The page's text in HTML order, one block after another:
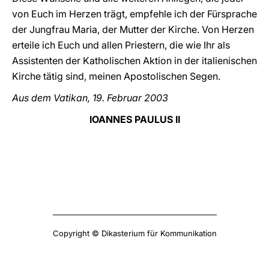
von Euch im Herzen trägt, empfehle ich der Fürsprache
der Jungfrau Maria, der Mutter der Kirche. Von Herzen
erteile ich Euch und allen Priestern, die wie Ihr als
Assistenten der Katholischen Aktion in der italienischen
Kirche tätig sind, meinen Apostolischen Segen.
Aus dem Vatikan, 19. Februar 2003
IOANNES PAULUS II
Copyright © Dikasterium für Kommunikation